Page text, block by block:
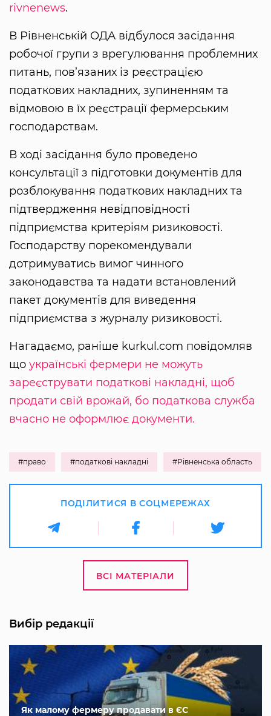
rivnenews.
В Рівненській ОДА відбулося засідання
робочої групи з врегулювання проблемних
питань, пов’язаних із реєстрацією
податкових накладних, зупиненням та
відмовою в їх реєстрації фермерським
господарствам.
В ході засідання було проведено
консультації з підготовки документів для
розблокування податкових накладних та
підтвердження невідповідності
підприємства критеріям ризиковості.
Господарству порекомендували
дотримуватись вимог чинного
законодавства та надати встановлений
пакет документів для виведення
підприємства з журналу ризиковості.
Нагадаємо, раніше kurkul.com повідомляв
що українські фермери не можуть
зареєструвати податкові накладні, щоб
продати свій врожай, бо податкова служба
вчасно не оформлює документи.
#право #податкові накладні #Рівненська область
ПОДІЛИТИСЯ В СОЦМЕРЕЖАХ
ВСІ МАТЕРІАЛИ
Вибір редакції
Як малому фермеру продавати в ЄС